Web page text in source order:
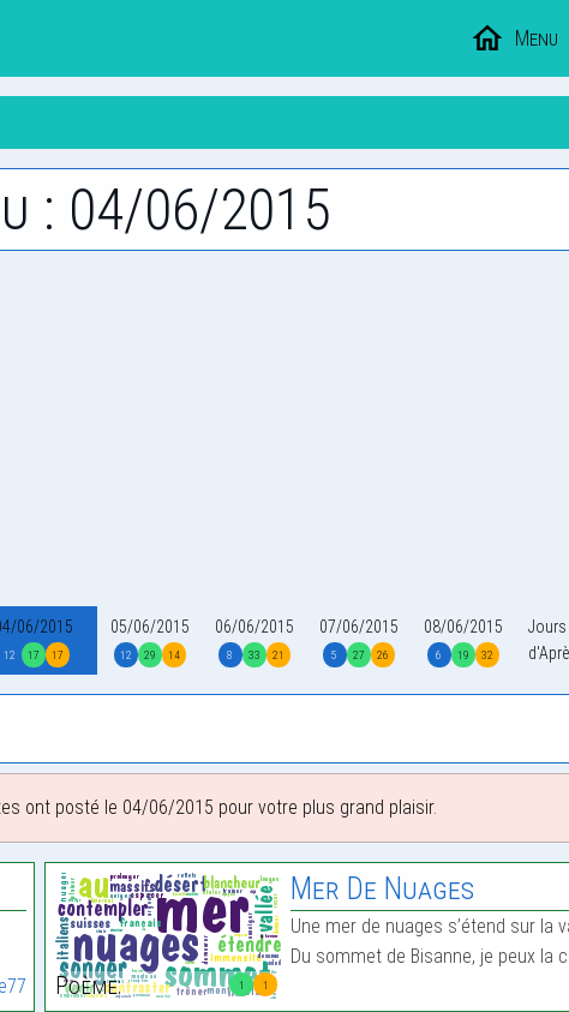
Menu
: 04/06/2015
06/2015
12 17 17
05/06/2015
12 29 14
06/06/2015
8 33 21
07/06/2015
5 27 26
08/06/2015
6 19 32
Jours
ont posté le 04/06/2015 pour votre plus grand plaisir.
1 1
Poème:
Mer De Nuages
Une mer de nuages s’étend sur la
Du sommet de Bisanne, je peux la